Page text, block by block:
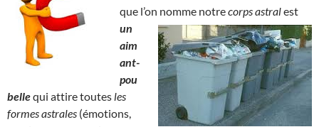
que l’on nomme notrecorps astralest
un
aim
ant-
pou
bellequi attire toutes les
formes astrales (émotions,